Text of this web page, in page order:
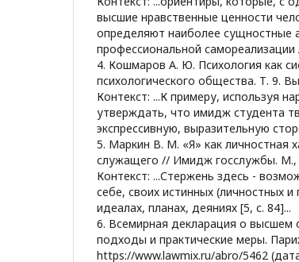
высшие нравственные ценности
определяют наиболее сущностные
профессиональной самореализации
4. Кошмаров А. Ю. Психология как
психологического общества. Т. 9.
Контекст: ...К примеру, используя
утверждать, что имидж студента
экспрессивную, выразительную
5. Маркин В. М. «Я» как личностная
служащего // Имидж госслужбы. М.,
Контекст: ...Стержень здесь -
себе, своих истинных (личностных
идеалах, планах, деяниях [5, с. 84]...
6. Всемирная декларация о высшем
подходы и практические меры.
https://www.lawmix.ru/abro/5462